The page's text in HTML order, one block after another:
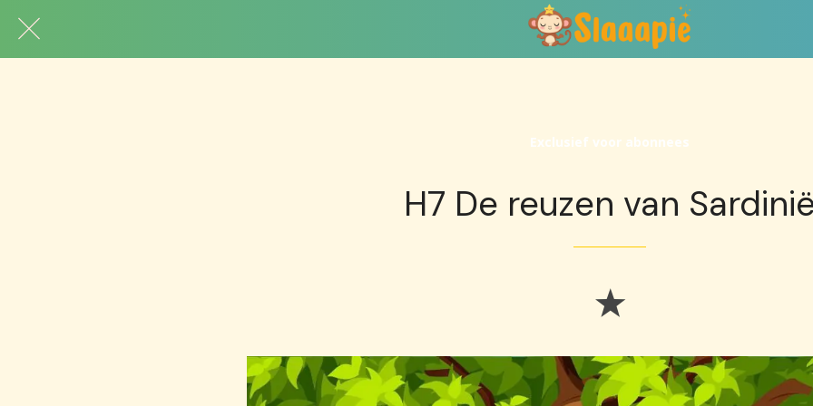
Exclusief voor abonnees
H7 De reuzen van